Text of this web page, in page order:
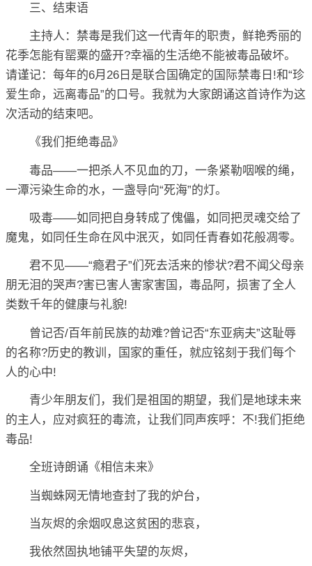
三、结束语
主持人：禁毒是我们这一代青年的职责，鲜艳秀丽的
花季怎能有罂粟的盛开?幸福的生活绝不能被毒品破坏。
请谨记：每年的6月26日是联合国确定的国际禁毒日!和“珍
爱生命，远离毒品”的口号。我就为大家朗诵这首诗作为这
次活动的结束吧。
《我们拒绝毒品》
毒品——一把杀人不见血的刀，一条紧勒咽喉的绳，
一潭污染生命的水，一盏导向“死海”的灯。
吸毒——如同把自身转成了傀儡，如同把灵魂交给了
魔鬼，如同任生命在风中泯灭，如同任青春如花般凋零。
君不见——“瘾君子”们死去活来的惨状?君不闻父母亲
朋无泪的哭声?害已害人害家害国，毒品阿，损害了全人
类数千年的健康与礼貌!
曾记否/百年前民族的劫难?曾记否“东亚病夫”这耻辱
的名称?历史的教训，国家的重任，就应铭刻于我们每个
人的心中!
青少年朋友们，我们是祖国的期望，我们是地球未来
的主人，应对疯狂的毒流，让我们同声疾呼：不!我们拒绝
毒品!
全班诗朗诵《相信未来》
当蜘蛛网无情地查封了我的炉台，
当灰烬的余烟叹息这贫困的悲哀，
我依然固执地铺平失望的灰烬，